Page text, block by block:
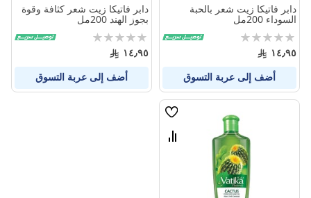
دابر فاتيكا زيت شعر بالحبة
السوداء 200مل
Rating:
0%
١٤٫٩٥
أضف إلى عربة التسوق
دابر فاتيكا زيت شعر كثافة وقوة
بجوز الهند 200مل
Rating:
0%
١٤٫٩٥
أضف إلى عربة التسوق
قائمة
قارن